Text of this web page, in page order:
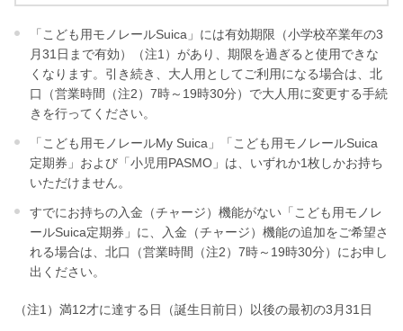
「こども用モノレールSuica」には有効期限（小学校卒業年の3
月31日まで有効）（注1）があり、期限を過ぎると使用できな
くなります。引き続き、大人用としてご利用になる場合は、北
口（営業時間（注2）7時～19時30分）で大人用に変更する手続
きを行ってください。
「こども用モノレールMy Suica」「こども用モノレールSuica
定期券」および「小児用PASMO」は、いずれか1枚しかお持ち
いただけません。
すでにお持ちの入金（チャージ）機能がない「こども用モノレ
ールSuica定期券」に、入金（チャージ）機能の追加をご希望さ
れる場合は、北口（営業時間（注2）7時～19時30分）にお申し
出ください。
（注1）満12才に達する日（誕生日前日）以後の最初の3月31日